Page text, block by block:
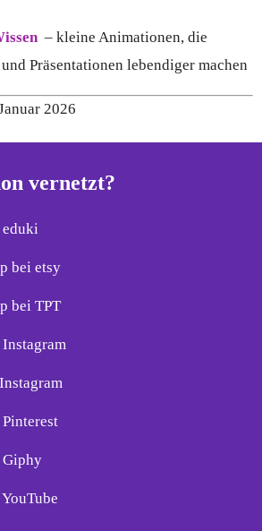
– kleine Animationen, die
Präsentationen lebendiger machen
2026
vernetzt?
bei etsy
bei TPT